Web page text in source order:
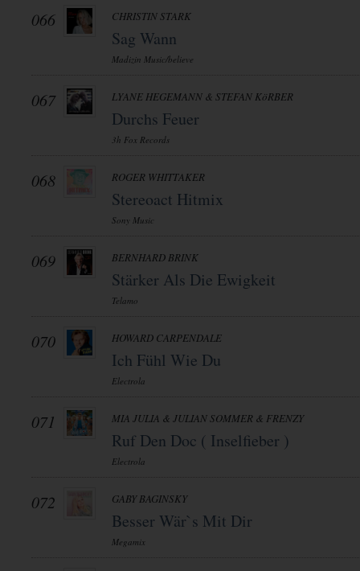
066 CHRISTIN STARK
Sag Wann
Madizin Music/believe
067 LYANE HEGEMANN & STEFAN KöRBER
Durchs Feuer
3h Fox Records
068 ROGER WHITTAKER
Stereoact Hitmix
Sony Music
069 BERNHARD BRINK
Stärker Als Die Ewigkeit
Telamo
070 HOWARD CARPENDALE
Ich Fühl Wie Du
Electrola
071 MIA JULIA & JULIAN SOMMER & FRENZY
Ruf Den Doc ( Inselfieber )
Electrola
072 GABY BAGINSKY
Besser Wär`s Mit Dir
Megamix